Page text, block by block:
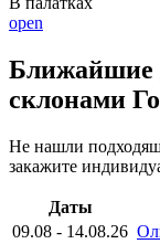
open
Ближайшие
склонами
Не нашли
закажите
Даты
09.08 - 14.08.26